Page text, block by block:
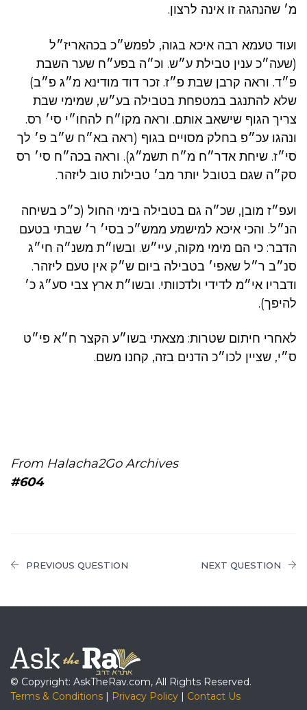
מ׳ שהנהגה זו אינה לרצון.
ועוד טעמא רבה איכא בגוה, לפמש״כ בכהאריז״ל
(שעה״כ ענין טבילת ע״ש. וכ״ה בפע״ח שער השבת
פ״ד. וראה קרבן שבת פ״ז. זכר דוד מודינא מ״ג פ״ב)
שלא להתנגב במטפחת בטבילה בע״ש, שמימי שבת
צריך הגוף שישאב אותם. וראה מקו״ח להחו״י סי׳ רס.
ונהגו עכ״פ בחלק מסויים בגוף (ראה בא״ח ש״ב פ׳ לך
סי״ז. שיחת אדר״ח מ״ח תשמ״ג). וראה בכה״ח סי׳ רס
סק״ה שגם בטובל יותר מב׳ טבילות טוב ליזהר.
ועפ״ז מובן, שכ״ה גם בטבילה בימי החול (כ״כ בשיחה
הנ״ל. והכי איכא למישמע ממש״כ בסי׳ ר׳ שבתי בטעם
הדבר: כי הם מימי מקוה, עיי״ש. ובשו״ת משנ״ה חי״ג
סנ״ב ר״ל שאפי׳ בטבילה ביום ש״ק אין טעם ליזהר.
ודבריו אי״מ לדידי ולדכוותי. ובשו״ת ארץ צבי סע״ג כ׳
להיפך).
לאחרי חיתום שטרות: מצאתי בשו״ע הקצר ח״א פי״ט
ס״י, שציין לכו״כ הדנים בזה, קחנו משם.
From Halacha2Go Archives
#604
PREVIOUS QUESTION NEXT QUESTION
© Copyright: AskTheRav.com, All Rights Reserved.
Terms & Conditions | Privacy Policy | Contact Us